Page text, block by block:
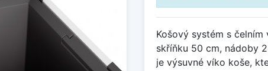
Košový systém s
skříňku 50 cm, nádoby
je výsuvné víko koše,